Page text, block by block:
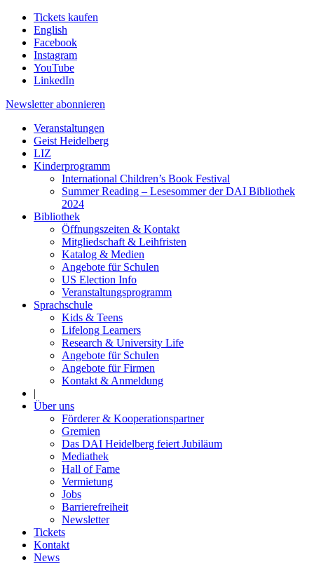
Tickets kaufen
English
Facebook
Instagram
YouTube
LinkedIn
Newsletter abonnieren
Veranstaltungen
Geist Heidelberg
LIZ
Kinderprogramm
International Children’s Book Festival
Summer Reading – Lesesommer der DAI Bibliothek
2024
Bibliothek
Öffnungszeiten & Kontakt
Mitgliedschaft & Leihfristen
Katalog & Medien
Angebote für Schulen
US Election Info
Veranstaltungsprogramm
Sprachschule
Kids & Teens
Lifelong Learners
Research & University Life
Angebote für Schulen
Angebote für Firmen
Kontakt & Anmeldung
|
Über uns
Förderer & Kooperationspartner
Gremien
Das DAI Heidelberg feiert Jubiläum
Mediathek
Hall of Fame
Vermietung
Jobs
Barrierefreiheit
Newsletter
Tickets
Kontakt
News